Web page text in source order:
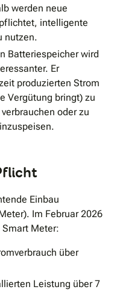
werden neue
intelligente
nutzen.
Batteriespeicher wird
Er
produzierten Strom
Vergütung bringt) zu
oder zu
Einbau
Im Februar 2026
Meter:
über
Leistung über 7